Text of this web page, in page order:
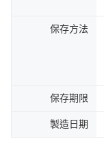
保存方法
保存期限
製造日期